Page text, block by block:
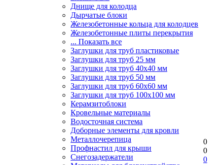
Днище для колодца
Дырчатые блоки
Железобетонные кольца для колодцев
Железобетонные плиты перекрытия
... Показать все
Заглушки для труб пластиковые
Заглушки для труб 25 мм
Заглушки для труб 40х40 мм
Заглушки для труб 50 мм
Заглушки для труб 60х60 мм
Заглушки для труб 100х100 мм
Керамзитоблоки
Кровельные материалы
Водосточная система
Доборные элементы для кровли
Металлочерепица
Профнастил для крыши
Снегозадержатели
0
0
0